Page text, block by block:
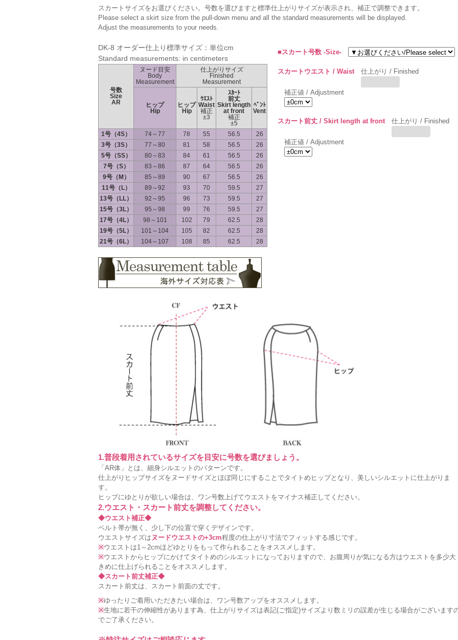
スカートサイズをお選びください。号数を選びますと標準仕上がりサイズが表示され、補正で調整できます。
Please select a skirt size from the pull-down menu and all the standard measurements will be displayed.
Adjust the measurements to your needs.
DK-8 オーダー仕上り標準サイズ：単位cm
Standard measurements: in centimeters
号数
Size
AR
ヌード目安
Body
Measurement
仕上がりサイズ
Finished
Measurement
ヒップ
Hip
ヒップ
Hip
ｳｴｽﾄ
Waist
補正
±3
ｽｶｰﾄ
前丈
Skirt length
at front
補正
±5
ﾍﾞﾝﾄ
Vent
1号（4S） 74～77 78 55 56.5
26
3号（3S）
77～80 81 58 56.5
26
5号（SS）
80～83 84 61 56.5
26
7号（S）
83～86 87 64 56.5
26
9号（M）
85～89 90 67 56.5
26
11号（L）
89～92 93 70 59.5
27
13号（LL）
92～95 96 73 59.5
27
15号（3L）
95～98 99 76 59.5
27
17号（4L）
98～101 102 79 62.5
28
19号（5L）
101～104 105 82 62.5
28
21号（6L）
104～107 108 85 62.5 28
■スカート号数 -Size-
スカートウエスト / Waist 仕上がり / Finished
補正値 / Adjustment
スカート前丈 / Skirt length at front 仕上がり / Finished
補正値 / Adjustment
1.普段着用されているサイズを目安に号数を選びましょう。
「AR体」とは、細身シルエットのパターンです。
仕上がりヒップサイズをヌードサイズとほぼ同じにすることでタイトめヒップとなり、美しいシルエットに仕上がりま
す。
ヒップにゆとりが欲しい場合は、ワン号数上げてウエストをマイナス補正してください。
2.ウエスト・スカート前丈を調整してください。
◆ウエスト補正◆
ベルト帯が無く、少し下の位置で穿くデザインです。
ウエストサイズは ヌードウエストの+3cm程度の仕上がり寸法でフィットする感じです。
※ウエストは1～2cmほどゆとりをもって作られることをオススメします。
※ウエストからヒップにかけてタイトめのシルエットになっておりますので、お腹周りが気になる方はウエストを多少大
きめに仕上げられることをオススメします。
◆スカート前丈補正◆
スカート前丈は、スカート前面の丈です。
※ゆったりご着用いただきたい場合は、ワン号数アップをオススメします。
※生地に若干の伸縮性があります為、仕上がりサイズは表記(ご指定)サイズより数ミリの誤差が生じる場合がございます
でご了承ください。